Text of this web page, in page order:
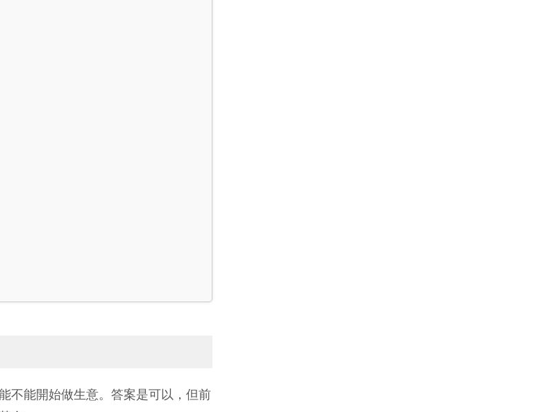
不能開始做生意。答案是可以，但前